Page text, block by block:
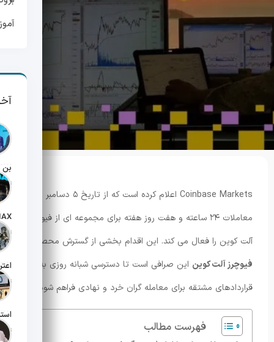
تاریخ
تاریخ
تاریخ
تاریخ
Coinbase Markets اعلام کرده است که از تاریخ ۵ دسامبر
معاملات ۲۴ ساعته و هفت روز هفته برای مجموعه ای از فیوچرز
آلت کوین را فعال می کند. این اقدام بخشی از گسترش محصولات
فیوچرز آلت کوین این صرافی است تا دسترسی شبانه روزی به
قراردادهای مشتقه برای معامله گران خرد و نهادی فراهم شود.
فهرست مطالب